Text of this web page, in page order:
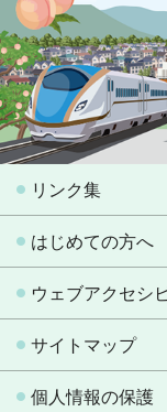
リンク集
はじめての方へ
ウェブアクセシ
サイトマップ
個人情報の保護